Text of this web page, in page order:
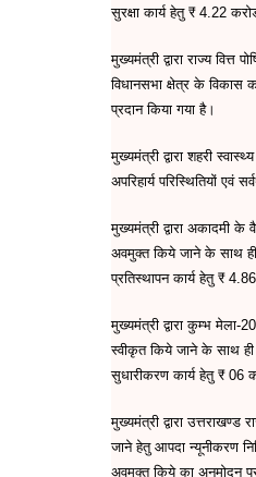
सुरक्षा कार्य हेतु ₹ 4.22
मुख्यमंत्री द्वारा राज्य वित्त
विधानसभा क्षेत्र के विकास
प्रदान किया गया है।
मुख्यमंत्री द्वारा शहरी
अपरिहार्य परिस्थितियों एवं
मुख्यमंत्री द्वारा अकादमी
अवमुक्त किये जाने के साथ ही
प्रतिस्थापन कार्य हेतु ₹
मुख्यमंत्री द्वारा कुम्भ मेला-
स्वीकृत किये जाने के साथ ही
सुधारीकरण कार्य हेतु ₹ 06
मुख्यमंत्री द्वारा
जाने हेतु आपदा न्यूनीकरण
अवमुक्त किये का अनुमोदन